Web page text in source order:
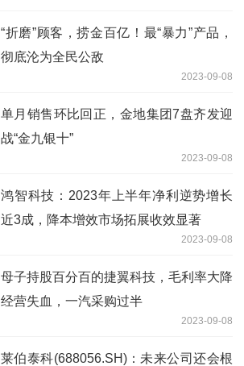
“折磨”顾客，捞金百亿！最“暴力”产品，
彻底沦为全民公敌
2023-09-08
单月销售环比回正，金地集团7盘齐发迎
战“金九银十”
2023-09-08
鸿智科技：2023年上半年净利逆势增长
近3成，降本增效市场拓展收效显著
2023-09-08
母子持股百分百的捷翼科技，毛利率大降
经营失血，一汽采购过半
2023-09-08
莱伯泰科(688056.SH)：未来公司还会根